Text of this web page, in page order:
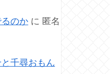
のか に 匿名
と千尋おもん